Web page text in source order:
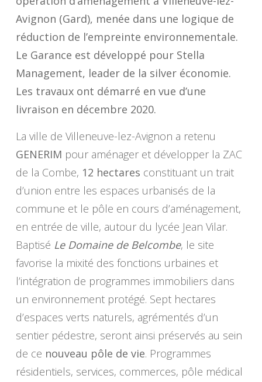
Avignon (Gard), menée dans une logique de
réduction de l’empreinte environnementale.
Le Garance est développé pour Stella
Management, leader de la silver économie.
Les travaux ont démarré en vue d’une
livraison en décembre 2020.
La ville de Villeneuve-lez-Avignon a retenu
GENERIM pour aménager et développer la ZAC
de la Combe, 12 hectares constituant un trait
d’union entre les espaces urbanisés de la
commune et le pôle en cours d’aménagement,
en entrée de ville, autour du lycée Jean Vilar.
Baptisé Le Domaine de Belcombe, le site
favorise la mixité des fonctions urbaines et
l’intégration de programmes immobiliers dans
un environnement protégé. Sept hectares
d’espaces verts naturels, agrémentés d’un
sentier pédestre, seront ainsi préservés au sein
de ce nouveau pôle de vie. Programmes
résidentiels, services, commerces, pôle médical